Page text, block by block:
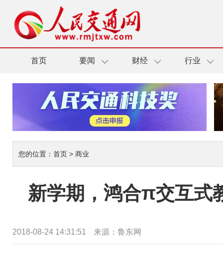
首页 要闻 财经 行业
您的位置： 首页 > 商业
新学期，鸿合π交互式
2018-08-24 14:31:51 来源：鲁东网